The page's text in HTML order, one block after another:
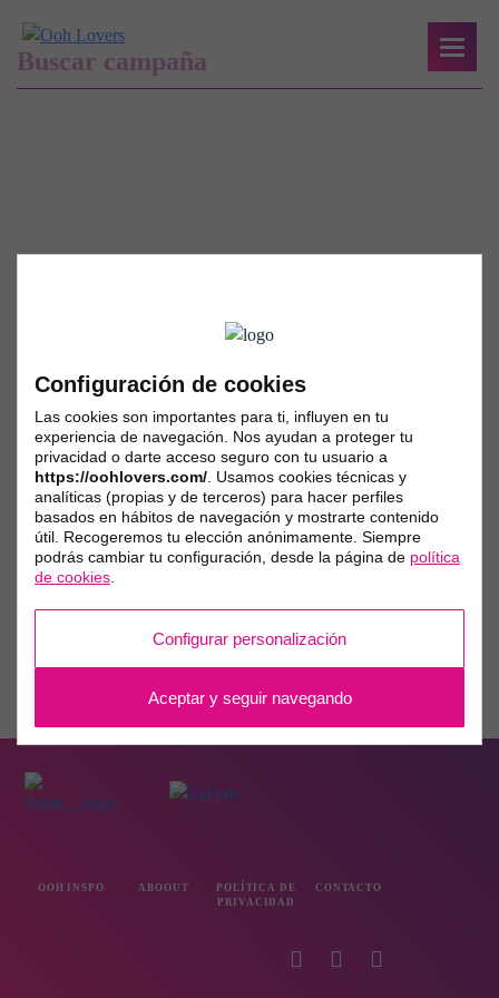
OOH INSPO ABOOUT
POLÍTICA DE
PRIVACIDAD
CONTACTO
Configuración de cookies
Las cookies son importantes para ti, influyen en tu
experiencia de navegación. Nos ayudan a proteger tu
privacidad o darte acceso seguro con tu usuario a
https://oohlovers.com/ . Usamos cookies técnicas y
analíticas (propias y de terceros) para hacer perfiles
basados en hábitos de navegación y mostrarte contenido
útil. Recogeremos tu elección anónimamente. Siempre
podrás cambiar tu configuración, desde la página de política
de cookies
Configurar personalización
Aceptar y seguir navegando